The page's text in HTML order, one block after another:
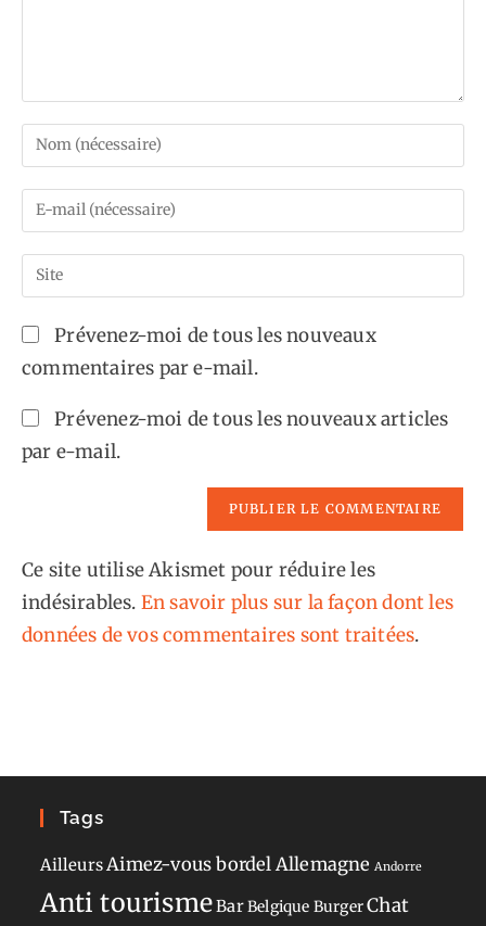
Enter
your
name
or
comment
Enter
your
email
address
comment
Saisir
l’URL
votre
site
Prévenez-moi de tous les nouveaux
commentaires par e-mail.
Prévenez-moi de tous les nouveaux articles
par e-mail.
Ce site utilise Akismet pour réduire les
indésirables. En savoir plus sur la façon dont les
données de vos commentaires sont traitées.
Tags
AilleursAimez-vous bordel Allemagne Andorre
Anti tourismeBarBelgique BurgerChat